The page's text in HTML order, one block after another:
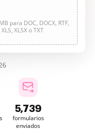
para DOC, DOCX, RTF,
XLS, XLSX o TXT
5,739
formularios
enviados